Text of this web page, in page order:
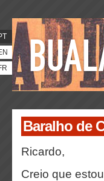
Baralho de
Ricardo,
Creio que